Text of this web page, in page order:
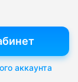
аккаунта